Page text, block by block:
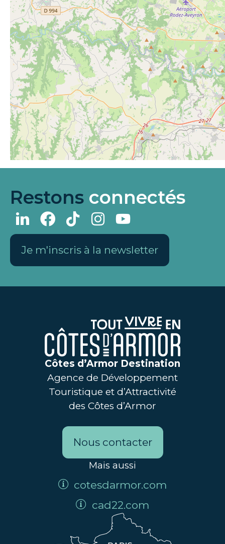
Restons connectés
Je m'inscris à la newsletter
Côtes d’Armor Destination
Agence de Développement
Touristique et d’Attractivité
des Côtes d’Armor
Nous contacter
Mais aussi
cotesdarmor.com
cad22.com